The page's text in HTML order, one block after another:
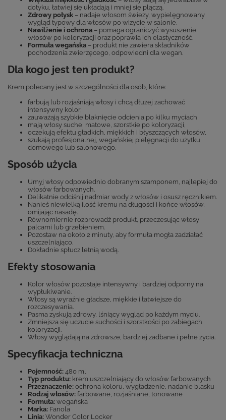
dotyku, łatwiej się układają i mniej się plączą.
Zdrowy połysk – nadaje włosom świeży, wypielęgnowany
wygląd typowy dla włosów po wizycie w salonie.
Nawilżenie i ochrona – pomaga ograniczyć wysuszenie
włosów po koloryzacji oraz poprawia ich elastyczność.
Formuła wegańska – produkt nie zawiera składników
pochodzenia zwierzęcego, odpowiedni dla wegan.
Dla kogo jest ten produkt?
Krem polecany jest w szczególności dla osób, które:
farbują lub rozjaśniają włosy i chcą dłużej zachować
intensywny kolor,
zauważają szybkie blaknięcie odcienia po kilku myciach,
mają włosy suche, matowe, szorstkie po koloryzacji,
oczekują efektu gładkich, miękkich i błyszczących włosów,
szukają profesjonalnej, wegańskiej pielęgnacji do użytku
domowego lub salonowego.
Sposób użycia
Umyj włosy odpowiednio dobranym szamponem, najlepiej do
włosów farbowanych.
Delikatnie odciśnij nadmiar wody z włosów i osusz ręcznikiem.
Nanieś niewielką ilość kremu na długości i końce włosów,
omijając nasadę.
Równomiernie rozprowadź produkt, przeczesując włosy
palcami lub grzebieniem.
Pozostaw na około 2 minuty, aby formuła mogła zadziałać
uszczelniająco.
Dokładnie spłucz letnią wodą.
Efekty stosowania
Kolor włosów pozostaje intensywny i bardziej odporny na
wypłukiwanie.
Włosy są wyraźnie gładsze, miękkie i łatwiejsze do
rozczesywania.
Pasma zyskują zdrowy, lśniący wygląd po każdym myciu.
Zmniejsza się uczucie suchości i szorstkości po zabiegach
koloryzacji.
Włosy wyglądają na zdrowsze, bardziej zadbane i pełne życia.
Specyfikacja techniczna
Pojemność: 480 ml
Typ produktu: krem uszczelniający do włosów farbowanych
Przeznaczenie: ochrona koloru, wygładzenie, nadanie blasku
Rodzaj włosów: farbowane, rozjaśniane, tonowane
Formuła: wegańska
Marka: Fanola
Linia: Wonder Color Locker